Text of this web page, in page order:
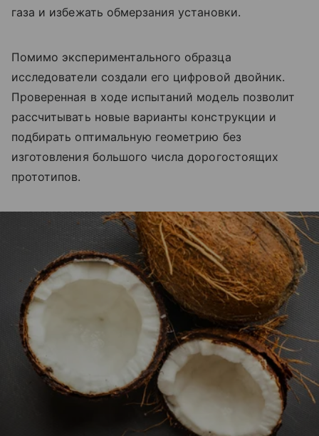
газа и избежать обмерзания установки.
Помимо экспериментального образца
исследователи создали его цифровой двойник.
Проверенная в ходе испытаний модель позволит
рассчитывать новые варианты конструкции и
подбирать оптимальную геометрию без
изготовления большого числа дорогостоящих
прототипов.